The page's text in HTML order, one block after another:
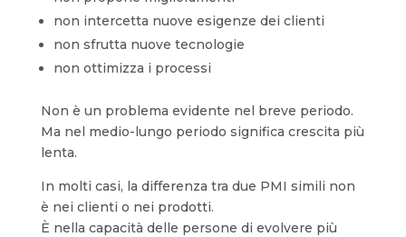
non intercetta nuove esigenze dei clienti
non sfrutta nuove tecnologie
non ottimizza i processi
Non è un problema evidente nel breve periodo.
Ma nel medio-lungo periodo significa crescita più
lenta.
In molti casi, la differenza tra due PMI simili non
è nei clienti o nei prodotti.
È nella capacità delle persone di evolvere più